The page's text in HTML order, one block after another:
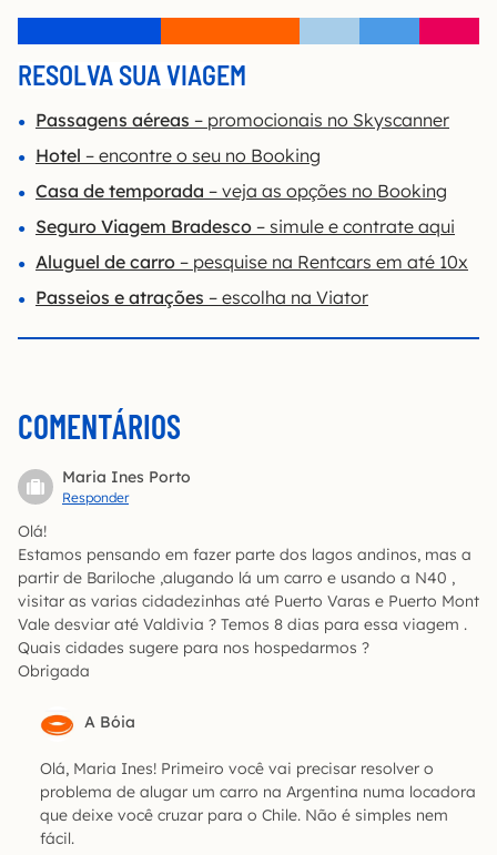
RESOLVA SUA VIAGEM
Passagens aéreas – promocionais no Skyscanner
Hotel – encontre o seu no Booking
Casa de temporada – veja as opções no Booking
Seguro Viagem Bradesco – simule e contrate aqui
Aluguel de carro – pesquise na Rentcars em até 10x
Passeios e atrações – escolha na Viator
COMENTÁRIOS
Maria Ines Porto
Responder
Olá!
Estamos pensando em fazer parte dos lagos andinos, mas a
partir de Bariloche ,alugando lá um carro e usando a N40 ,
visitar as varias cidadezinhas até Puerto Varas e Puerto Mont
Vale desviar até Valdivia ? Temos 8 dias para essa viagem .
Quais cidades sugere para nos hospedarmos ?
Obrigada
A Bóia
Olá, Maria Ines! Primeiro você vai precisar resolver o
problema de alugar um carro na Argentina numa locadora
que deixe você cruzar para o Chile. Não é simples nem
fácil.